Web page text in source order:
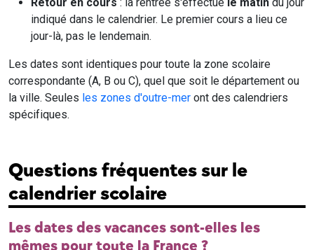
indiqué dans le calendrier. Le premier cours a lieu ce
jour-là, pas le lendemain.
Les dates sont identiques pour toute la zone scolaire
correspondante (A, B ou C), quel que soit le département ou
la ville. Seules les zones d'outre-mer ont des calendriers
spécifiques.
Questions fréquentes sur le
calendrier scolaire
Les dates des vacances sont-elles les